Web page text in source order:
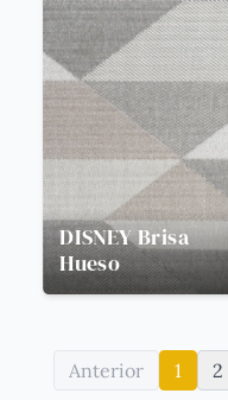
DISNEYBrisa
Hueso
Anterior 1 2